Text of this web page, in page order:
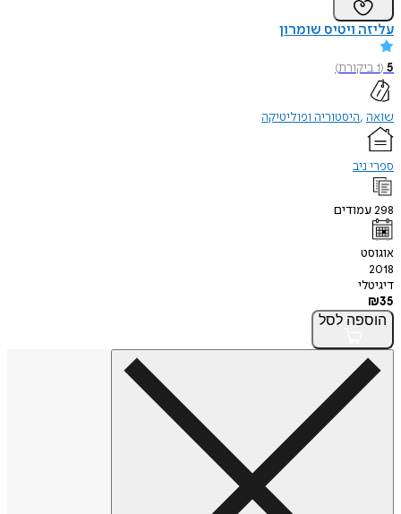
עליזה ויטיס שומרון
5
(
1ביקורת)
שואה היסטוריה ופוליטיקה
ספרי ניב
298עמודים
אוגוסט
2018
דיגיטלי
₪35
הוספה לסל